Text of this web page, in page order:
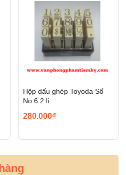
Hộp dấu ghép Toyoda Số
No 6 2 li
280.000₫